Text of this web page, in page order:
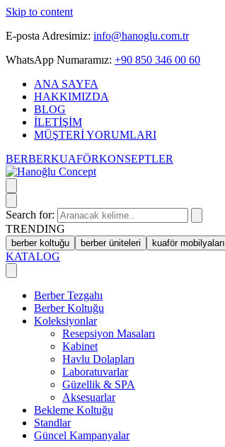
Skip to content
E-posta Adresimiz: info@hanoglu.com.tr
WhatsApp Numaramız: +90 850 346 00 60
ANA SAYFA
HAKKIMIZDA
BLOG
İLETİŞİM
MÜŞTERİ YORUMLARI
BERBERKUAFÖRKONSEPTLER
Search for:
TRENDING
berber koltuğu berber üniteleri kuaför mobilyaları
KATALOG
Berber Tezgahı
Berber Koltuğu
Koleksiyonlar
Resepsiyon Masaları
Kabinet
Havlu Dolapları
Laboratuvarlar
Güzellik & SPA
Aksesuarlar
Bekleme Koltuğu
Standlar
Güncel Kampanyalar